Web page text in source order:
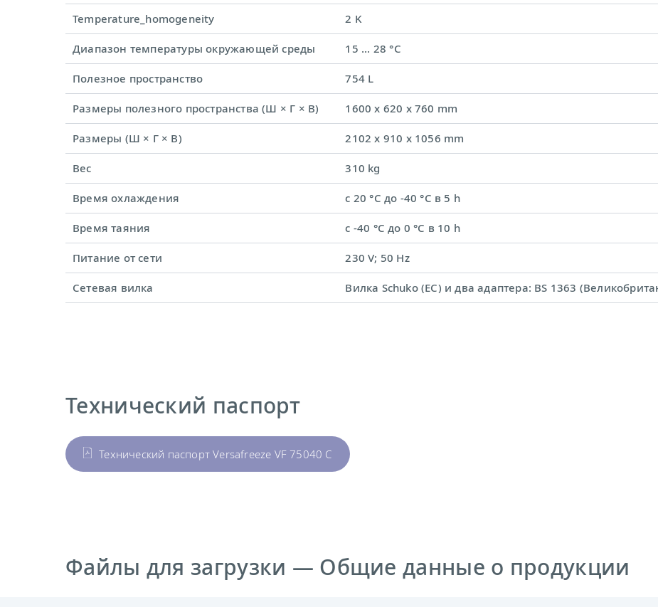
Temperature_homogeneity 2 K
Диапазон температуры окружающей среды 15 ... 28 °C
Полезное пространство 754 L
Размеры полезного пространства (Ш × Г × В) 1600 x 620 x 760 mm
Размеры (Ш × Г × В) 2102 x 910 x 1056 mm
Вес 310 kg
Время охлаждения с 20 °C до -40 °C в 5 h
Время таяния с -40 °C до 0 °C в 10 h
Питание от сети 230 V; 50 Hz
Сетевая вилка Вилка Schuko (ЕС) и два адаптера: BS 1363
Технический паспорт
Технический паспорт Versafreeze VF 75040 C
Файлы для загрузки — Общие данные о продукции